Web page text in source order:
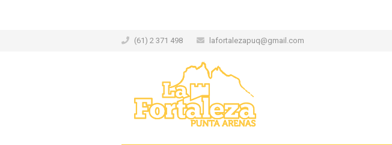
(61) 2 371 498 lafortalezapuq@gmail.com